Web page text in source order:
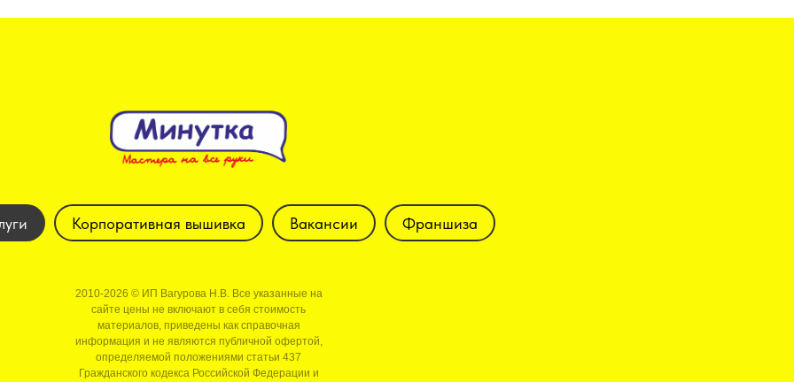
Корпоративная вышивка Вакансии Франшиза
2010-2026 © ИП Вагурова Н.В. Все указанные на
сайте цены не включают в себя стоимость
материалов, приведены как справочная
информация и не являются публичной офертой,
определяемой положениями статьи 437
Гражданского кодекса Российской Федерации и